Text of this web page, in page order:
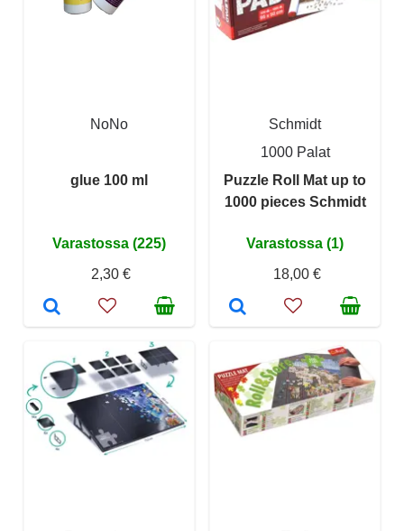
NoNo
glue 100 ml
Varastossa (225)
2,30 €
Schmidt
1000 Palat
Puzzle Roll Mat up to
1000 pieces Schmidt
Varastossa (1)
18,00 €